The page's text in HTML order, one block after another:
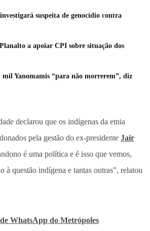
suspeita de genocídio contra
a apoiar CPI sobre situação dos
mil Yanomamis “para não morrerem”, diz
declarou que os indígenas da etnia
pela gestão do ex-presidente Jair
é uma política e é isso que vemos,
à questão indígena e tantas outras”, relatou
WhatsApp do Metrópoles